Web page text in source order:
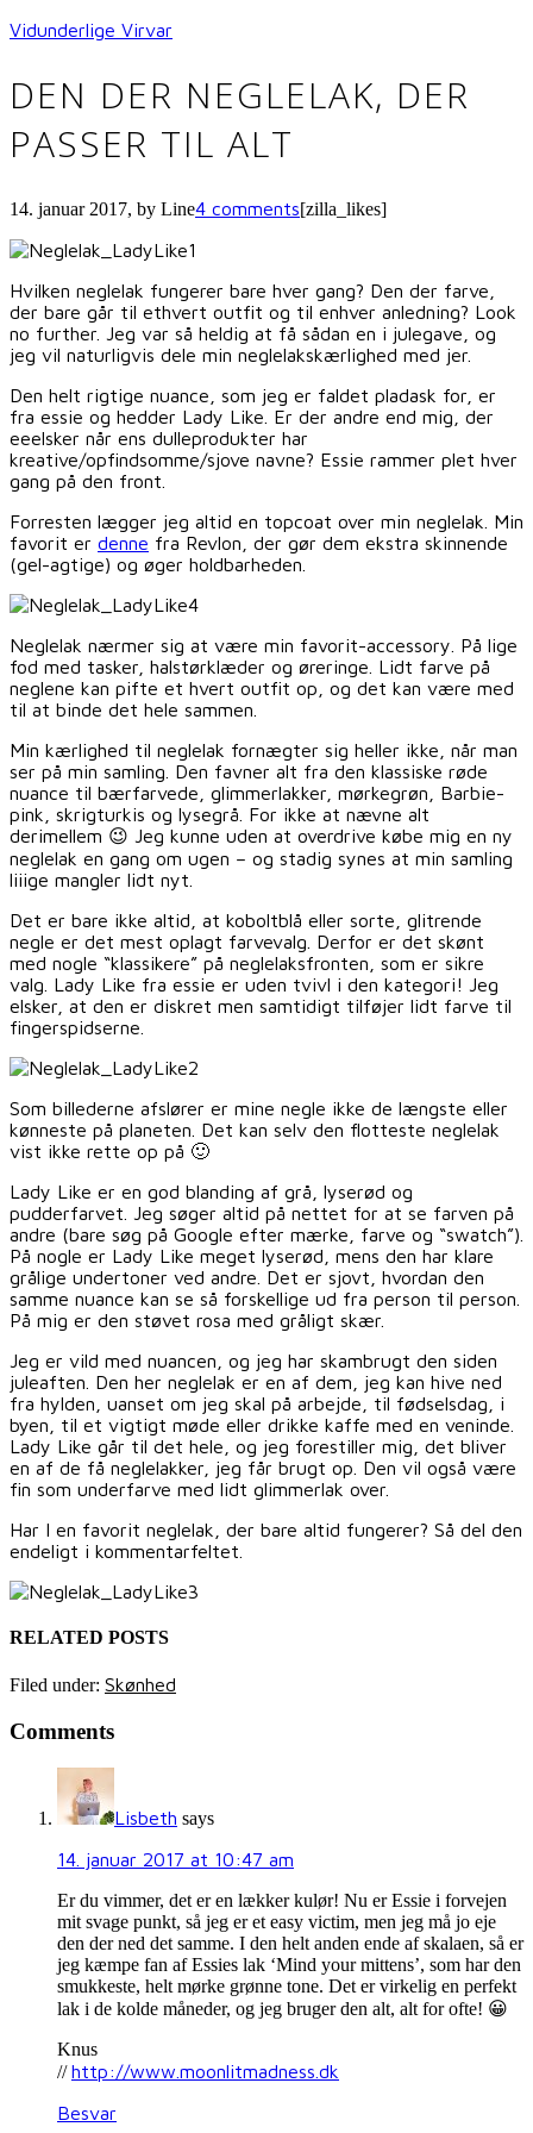
Vidunderlige Virvar
DEN DER NEGLELAK, DER
PASSER TIL ALT
14. januar 2017, by Line4 comments[zilla_likes]
Hvilken neglelak fungerer bare hver gang? Den der farve,
der bare går til ethvert outfit og til enhver anledning? Look
no further. Jeg var så heldig at få sådan en i julegave, og
jeg vil naturligvis dele min neglelakskærlighed med jer.
Den helt rigtige nuance, som jeg er faldet pladask for, er
fra essie og hedder Lady Like. Er der andre end mig, der
eeelsker når ens dulleprodukter har
kreative/opfindsomme/sjove navne? Essie rammer plet hver
gang på den front.
Forresten lægger jeg altid en topcoat over min neglelak. Min
favorit er denne fra Revlon, der gør dem ekstra skinnende
(gel-agtige) og øger holdbarheden.
Neglelak nærmer sig at være min favorit-accessory. På lige
fod med tasker, halstørklæder og øreringe. Lidt farve på
neglene kan pifte et hvert outfit op, og det kan være med
til at binde det hele sammen.
Min kærlighed til neglelak fornægter sig heller ikke, når man
ser på min samling. Den favner alt fra den klassiske røde
nuance til bærfarvede, glimmerlakker, mørkegrøn, Barbie-
pink, skrigturkis og lysegrå. For ikke at nævne alt
derimellem 😉 Jeg kunne uden at overdrive købe mig en ny
neglelak en gang om ugen – og stadig synes at min samling
liiige mangler lidt nyt.
Det er bare ikke altid, at koboltblå eller sorte, glitrende
negle er det mest oplagt farvevalg. Derfor er det skønt
med nogle “klassikere” på neglelaksfronten, som er sikre
valg. Lady Like fra essie er uden tvivl i den kategori! Jeg
elsker, at den er diskret men samtidigt tilføjer lidt farve til
fingerspidserne.
Som billederne afslører er mine negle ikke de længste eller
kønneste på planeten. Det kan selv den flotteste neglelak
vist ikke rette op på 🙂
Lady Like er en god blanding af grå, lyserød og
pudderfarvet. Jeg søger altid på nettet for at se farven på
andre (bare søg på Google efter mærke, farve og “swatch”).
På nogle er Lady Like meget lyserød, mens den har klare
grålige undertoner ved andre. Det er sjovt, hvordan den
samme nuance kan se så forskellige ud fra person til person.
På mig er den støvet rosa med gråligt skær.
Jeg er vild med nuancen, og jeg har skambrugt den siden
juleaften. Den her neglelak er en af dem, jeg kan hive ned
fra hylden, uanset om jeg skal på arbejde, til fødselsdag, i
byen, til et vigtigt møde eller drikke kaffe med en veninde.
Lady Like går til det hele, og jeg forestiller mig, det bliver
en af de få neglelakker, jeg får brugt op. Den vil også være
fin som underfarve med lidt glimmerlak over.
Har I en favorit neglelak, der bare altid fungerer? Så del den
endeligt i kommentarfeltet.
RELATED POSTS
Filed under: Skønhed
Comments
Lisbeth says
14. januar 2017 at 10:47 am
Er du vimmer, det er en lækker kulør! Nu er Essie i forvejen
mit svage punkt, så jeg er et easy victim, men jeg må jo eje
den der ned det samme. I den helt anden ende af skalaen, så er
jeg kæmpe fan af Essies lak ‘Mind your mittens’, som har den
smukkeste, helt mørke grønne tone. Det er virkelig en perfekt
lak i de kolde måneder, og jeg bruger den alt, alt for ofte! 😀
Knus
//http://www.moonlitmadness.dk
Besvar